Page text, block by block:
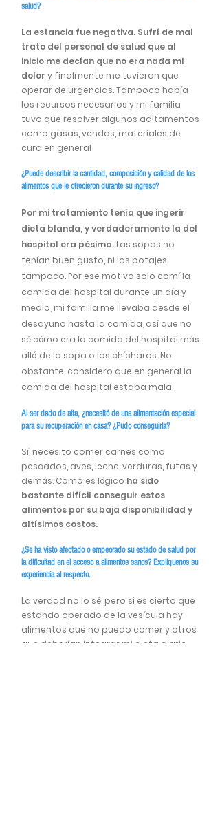
salud?
La estancia fue negativa. Sufrí de mal
trato del personal de salud que al
inicio me decían que no era nada mi
dolor y finalmente me tuvieron que
operar de urgencias. Tampoco había
los recursos necesarios y mi familia
tuvo que resolver algunos aditamentos
como gasas, vendas, materiales de
cura en general
¿Puede describir la cantidad, composición y calidad de los
alimentos que le ofrecieron durante su ingreso?
Por mi tratamiento tenía que ingerir
dieta blanda, y verdaderamente la del
hospital era pésima. Las sopas no
tenían buen gusto, ni los potajes
tampoco. Por ese motivo solo comí la
comida del hospital durante un día y
medio, mi familia me llevaba desde el
desayuno hasta la comida, así que no
sé cómo era la comida del hospital más
allá de la sopa o los chícharos. No
obstante, considero que en general la
comida del hospital estaba mala.
Al ser dado de alta, ¿necesitó de una alimentación especial
para su recuperación en casa? ¿Pudo conseguirla?
Sí, necesito comer carnes como
pescados, aves, leche, verduras, futas y
demás. Como es lógico ha sido
bastante difícil conseguir estos
alimentos por su baja disponibilidad y
altísimos costos.
¿Se ha visto afectado o empeorado su estado de salud por
la dificultad en el acceso a alimentos sanos? Explíquenos su
experiencia al respecto.
La verdad no lo sé, pero si es cierto que
estando operado de la vesícula hay
alimentos que no puedo comer y otros
que deberían integrar mi dieta diaria.